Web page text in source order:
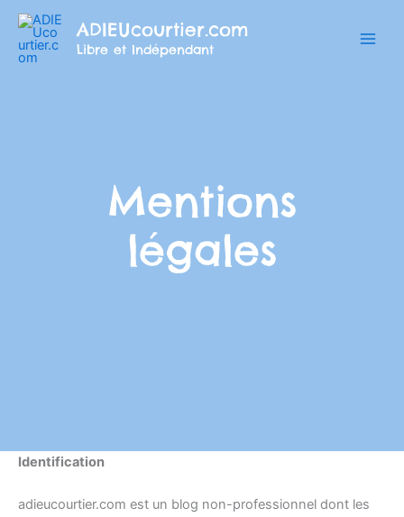
Aller
contenu
ADIEUcourtier.com
Libre et Indépendant
Mentions
légales
Identification
adieucourtier.com est un blog non-professionnel dont les